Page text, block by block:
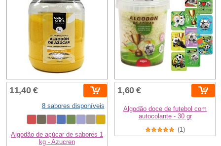
11,40 €
8 sabores disponíveis
Algodão de açúcar de sabores 1
kg - Azucren
1,60 €
Algodão doce de futebol com
autocolante - 30 gr
(1)